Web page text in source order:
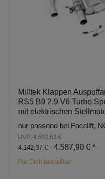
Milltek Klappen
RS5 B9 2.9 V6 Turbo
mit elektrischen
nur passend bei Facelift,
UVP: 4.602,63 €
4.142,37 € - 4.587,90 € *
Für Dich bestellbar